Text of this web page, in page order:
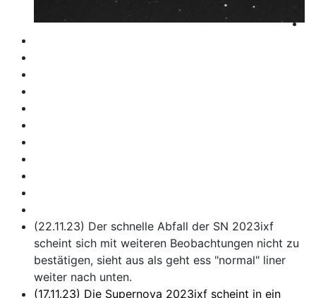
(22.11.23) Der schnelle Abfall der SN 2023ixf
scheint sich mit weiteren Beobachtungen nicht zu
bestätigen, sieht aus als geht ess "normal" liner
weiter nach unten.
(17.11.23) Die Supernova 2023ixf scheint in ein